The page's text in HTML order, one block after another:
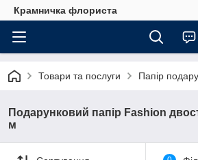
Крамничка флориста
Товари та послуги Папір
Подарунковий папір Fashion
м